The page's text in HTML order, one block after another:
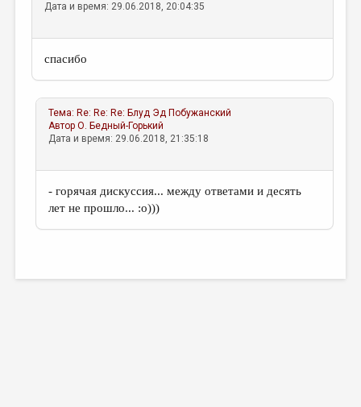
Дата и время: 29.06.2018, 20:04:35
спасибо
Тема: Re: Re: Re: Блуд Эд Побужанский
АвторО. Бедный-Горький
Дата и время: 29.06.2018, 21:35:18
- горячая дискуссия... между ответами и десять
лет не прошло... :о)))